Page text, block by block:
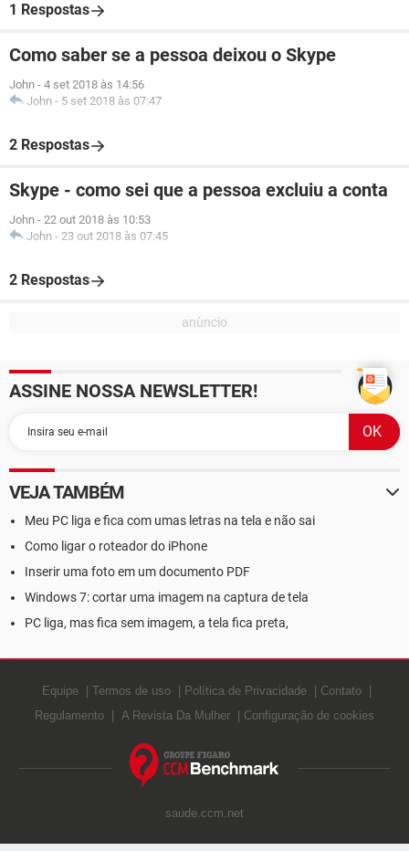
1 Respostas
Como saber se a pessoa deixou o Skype
John - 4 set 2018 às 14:56
John - 5 set 2018 às 07:47
2 Respostas
Skype - como sei que a pessoa excluiu a conta
John - 22 out 2018 às 10:53
John - 23 out 2018 às 07:45
2 Respostas
ASSINE NOSSA NEWSLETTER!
VEJA TAMBÉM
Meu PC liga e fica com umas letras na tela e não sai
Como ligar o roteador do iPhone
Inserir uma foto em um documento PDF
Windows 7: cortar uma imagem na captura de tela
PC liga, mas fica sem imagem, a tela fica preta,
Equipe Termos de uso Política de Privacidade
Contato
Regulamento
A Revista Da Mulher Configuração de cookies
saude.ccm.net